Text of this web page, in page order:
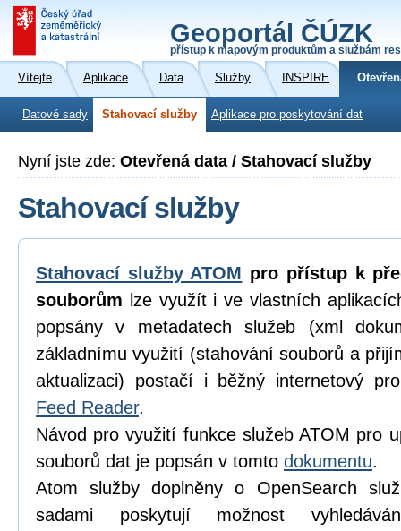
Geoportál ČÚZK
přístup k mapovým produktům a službám
Vítejte Aplikace Data Služby INSPIRE
Datové sady Stahovací služby Aplikace pro poskytování dat
Nyní jste zde: Otevřená data / Stahovací služby
Stahovací služby
Stahovací služby ATOM pro přístup k
souborům lze využít i ve vlastních
popsány v metadatech služeb (xml
základnímu využití (stahování souborů a
aktualizaci) postačí i běžný internetový
Feed Reader.
Návod pro využití funkce služeb ATOM pro
souborů dat je popsán v tomto dokumentu.
Atom služby doplněny o OpenSearch
sadami poskytují možnost